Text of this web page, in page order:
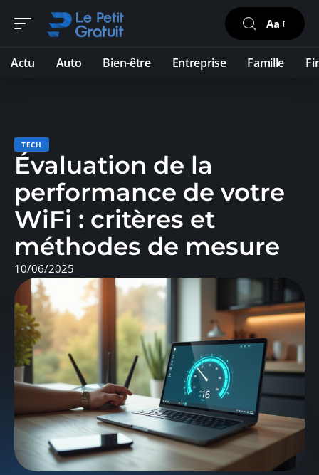
Aa
Actu Auto Bien-être Entreprise Famille
TECH
Évaluation de la
performance de votre
WiFi : critères et
méthodes de mesure
10/06/2025